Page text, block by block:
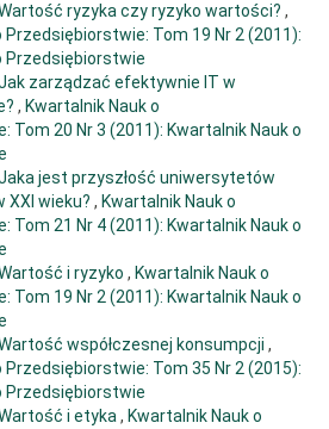
ryzyka czy ryzyko wartości? ,
Przedsiębiorstwie: Tom 19 Nr 2 (2011):
Przedsiębiorstwie
zarządzać efektywnie IT w
, Kwartalnik Nauk o
Tom 20 Nr 3 (2011): Kwartalnik Nauk o
jest przyszłość uniwersytetów
XXI wieku? , Kwartalnik Nauk o
Tom 21 Nr 4 (2011): Kwartalnik Nauk o
i ryzyko , Kwartalnik Nauk o
Tom 19 Nr 2 (2011): Kwartalnik Nauk o
współczesnej konsumpcji ,
Przedsiębiorstwie: Tom 35 Nr 2 (2015):
Przedsiębiorstwie
i etyka, Kwartalnik Nauk o